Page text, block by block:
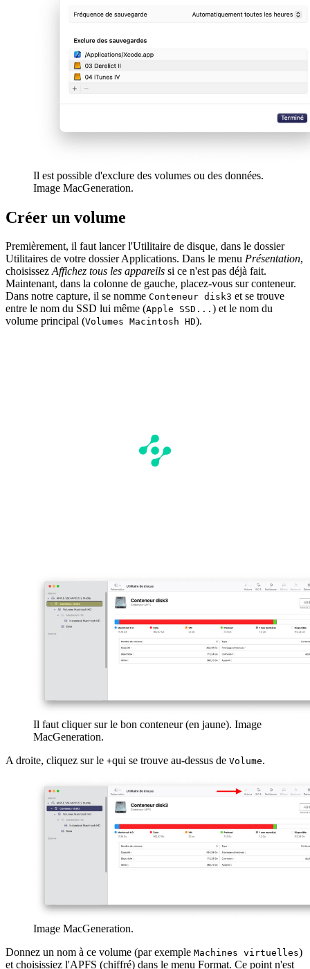
Il est possible d'exclure des volumes ou des données.
Image MacGeneration.
Créer un volume
Premièrement, il faut lancer l'Utilitaire de disque, dans le dossier
Utilitaires de votre dossier Applications. Dans le menu Présentation,
choisissezAffichez tous les appareils si ce n'est pas déjà fait.
Maintenant, dans la colonne de gauche, placez-vous sur conteneur.
Dans notre capture, il se nomme Conteneur disk3 et se trouve
entre le nom du SSD lui même (Apple SSD... ) et le nom du
volume principal (Volumes Macintosh HD).
Il faut cliquer sur le bon conteneur (en jaune). Image
MacGeneration.
A droite, cliquez sur le +qui se trouve au-dessus de Volume.
Image MacGeneration.
Donnez un nom à ce volume (par exemple Machines virtuelles)
et choisissiez l'APFS (chiffré) dans le menu Format. Ce point n'est